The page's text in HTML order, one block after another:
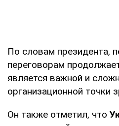
По словам президента,
переговорам
является важной и
организационной точки
Он также отметил, что